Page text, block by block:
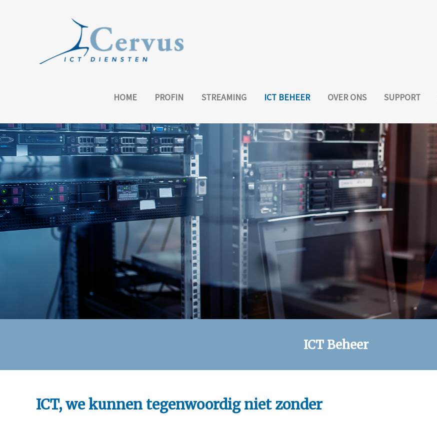
HOME PROFIN STREAMING ICT BEHEER OVER ONS SUPPORT
ICT Beheer
ICT, we kunnen tegenwoordig niet zonder